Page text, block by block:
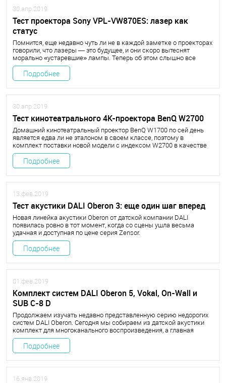
30.апр.2019
Тест проектора Sony VPL-VW870ES: лазер как
статус
Помнится, еще недавно чуть ли не в каждой заметке о проекторах
говорили, что лазеры — это будущее, и они скоро вытеснят
морально «устаревшие» лампы. Теперь об этом слышно все
реже, потому что реальность оказалась немного иной.
Подробнее
30.апр.2019
Тест кинотеатрального 4К-проектора BenQ W2700
Домашний кинотеатральный проектор BenQ W1700 по сей день
является едва ли не эталоном в своем классе, поэтому в
комплект поставки новой модели с индексом W2700 в качестве
неотъемлемого бонуса входят очень высокие ожидания, но
сюрприз в том, что Benq W2700 не является наследником W1700.
Подробнее
13.фев.2019
Тест акустики DALI Oberon 3: еще один шаг вперед
Новая линейка акустики Oberon от датской компании DALI
появилась ровно в тот момент, когда со сцены ушла весьма
удачная и доступная по цене серия Zensor.
Подробнее
01.фев.2019
Комплект систем DALI Oberon 5, Vokal, On-Wall и
SUB C-8 D
Продолжаем изучать недавно представленную серию недорогих
систем DALI Oberon. Сегодня мы собираем из датской акустики
комплект для многоканального воспроизведения, а главная
интрига заключается в том, насколько хорошо проявят в ней себя
новейшие настенные модели весьма необычной конструкции. Да
поможет им сабвуфер!
Подробнее
16.янв.2019